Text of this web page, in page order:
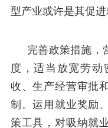
型产业或许是其促
完善政策措施，
度，适当放宽劳
收、生产经营审批
制。运用就业奖励
策工具，对吸纳就